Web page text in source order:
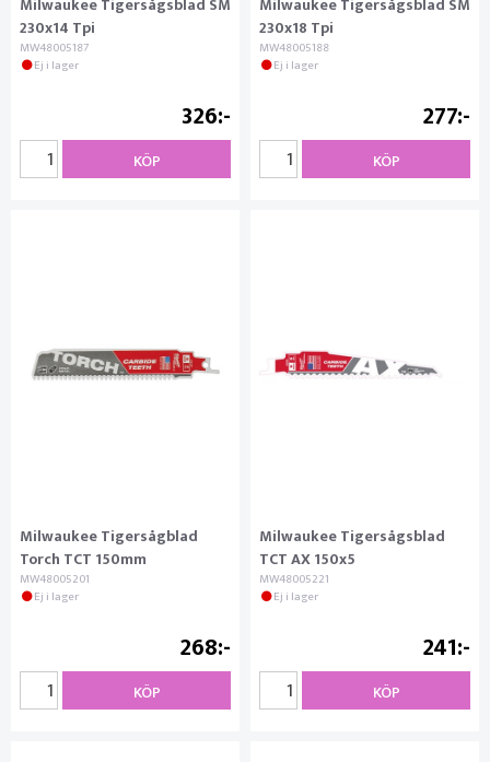
230x14 Tpi
MW48005187
Ej i lager
326
KÖP
230x18 Tpi
MW48005188
Ej i lager
277
KÖP
Milwaukee Tigersågblad
Torch TCT 150mm
MW48005201
Ej i lager
268
KÖP
Milwaukee Tigersågsblad
TCT AX 150x5
MW48005221
Ej i lager
241
KÖP